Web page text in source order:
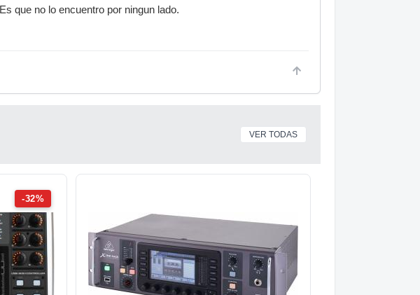
que no lo encuentro por ningun lado.
VER TODAS
-32%